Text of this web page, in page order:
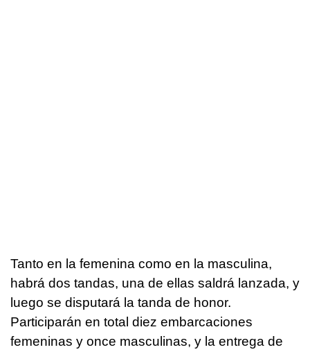
Tanto en la femenina como en la masculina,
habrá dos tandas, una de ellas saldrá lanzada, y
luego se disputará la tanda de honor.
Participarán en total diez embarcaciones
femeninas y once masculinas, y la entrega de